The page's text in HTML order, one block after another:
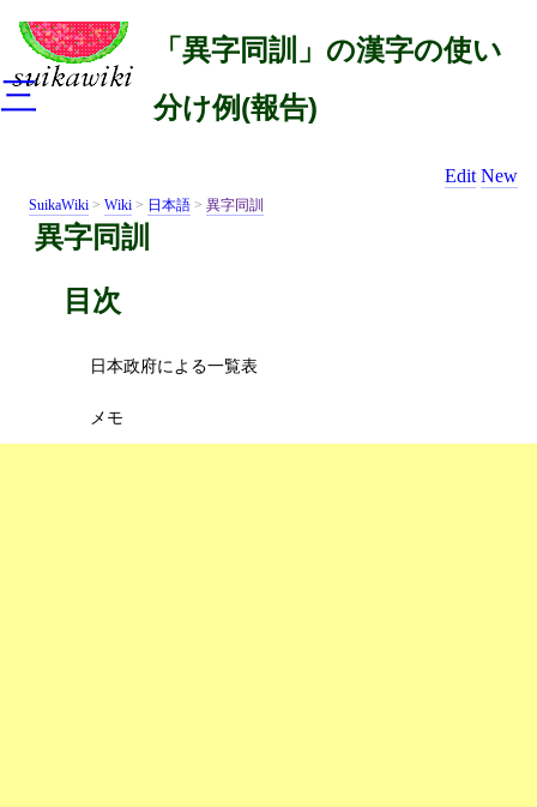
「異字同訓」の漢字の使い
分け例(報告)
Edit New
SuikaWiki > Wiki > 日本語 > 異字同訓
異字同訓
目次
日本政府による一覧表
メモ
三